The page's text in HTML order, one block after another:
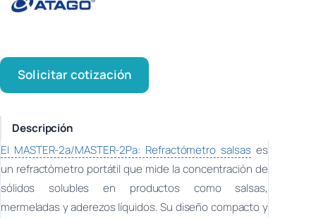
Solicitar cotización
Descripción
El MASTER-2a/MASTER-2Pa: Refractómetro salsases
un refractómetro portátil que mide la concentración de
sólidos solubles en productos como salsas,
mermeladas y aderezos líquidos. Su diseño compacto y